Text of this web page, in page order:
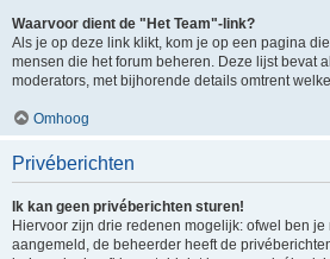
Waarvoor dient de "Het Team"-link?
Als je op deze link klikt, kom je op een pagina
mensen die het forum beheren. Deze lijst bevat
moderators, met bijhorende details omtrent
Omhoog
Privéberichten
Ik kan geen privéberichten sturen!
Hiervoor zijn drie redenen mogelijk: ofwel ben
aangemeld, de beheerder heeft de